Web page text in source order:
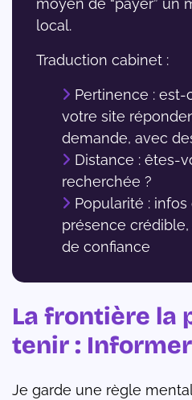
moyen de “payer” un
local.
Traduction cabinet :
Pertinence :
votre site
demande, avec
Distance : êtes-
recherchée ?
Popularité :
présence
de confiance
La frontière la
tenir :
Je garde une règle